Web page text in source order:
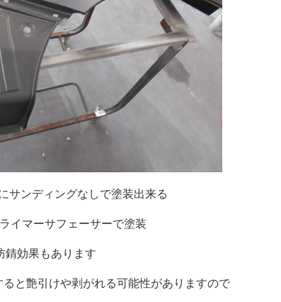
サンディングなしで塗装出来る
イマーサフェーサーで塗装
錆効果もあります
と艶引けや剥がれる可能性がありますので